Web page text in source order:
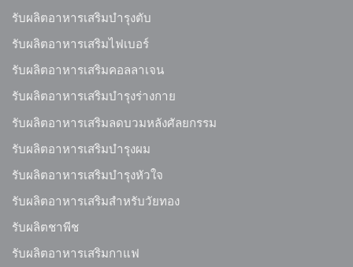
รับผลิตอาหารเสริมบำรุงตับ
รับผลิตอาหารเสริมไฟเบอร์
รับผลิตอาหารเสริมคอลลาเจน
รับผลิตอาหารเสริมบำรุงร่างกาย
รับผลิตอาหารเสริมลดบวมหลังศัลยกรรม
รับผลิตอาหารเสริมบำรุงผม
รับผลิตอาหารเสริมบำรุงหัวใจ
รับผลิตอาหารเสริมสำหรับวัยทอง
รับผลิตชาพีช
รับผลิตอาหารเสริมกาแฟ